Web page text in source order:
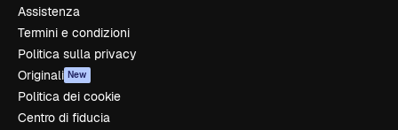
Assistenza
Termini e condizioni
Politica sulla privacy
Originali New
Politica dei cookie
Centro di fiducia